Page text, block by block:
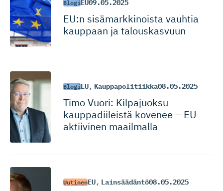
BlogiEU09.05.2025
EU:n sisämarkki­noista vauhtia
kauppaan ja talouskasvuun
BlogiEU, Kauppapolitiikka08.05.2025
Timo Vuori: Kilpajuoksu
kauppadii­leistä kovenee – EU
aktiivinen maailmalla
UutinenEU, Lainsäädäntö08.05.2025